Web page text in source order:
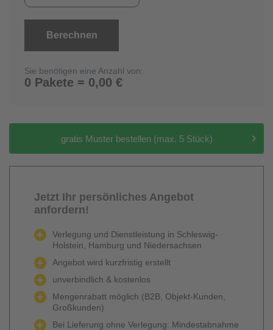
Berechnen
Sie benötigen eine Anzahl von:
0 Pakete = 0,00 €
gratis Muster bestellen (max. 5 Stück)
Jetzt Ihr persönliches Angebot
anfordern!
Verlegung und Dienstleistung in Schleswig-
Holstein, Hamburg und Niedersachsen
Angebot wird kurzfristig erstellt
unverbindlich & kostenlos
Mengenrabatt möglich (B2B, Objekt-Kunden,
Großkunden)
Bei Lieferung ohne Verlegung: Mindestabnahme